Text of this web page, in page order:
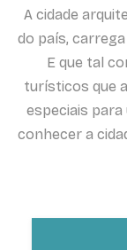
A cidade
do país,
E que tal
turísticos que
especiais
conhecer a